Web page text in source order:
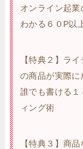
オンライン起
わかる６０P以
【特典２】ラ
の商品が実際
誰でも書ける
ィング術
【特典３】商